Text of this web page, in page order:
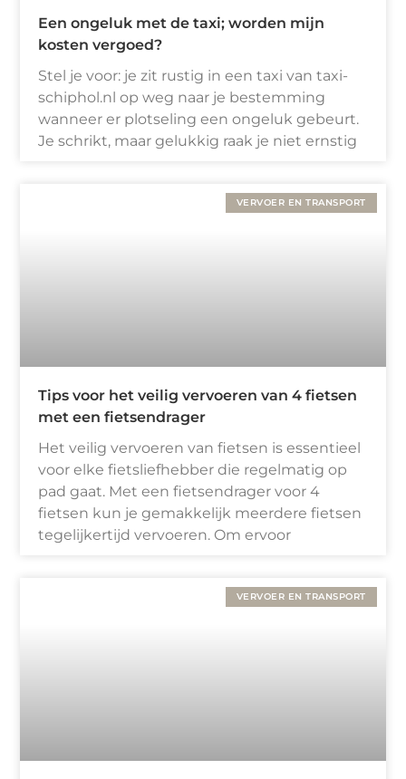
Een ongeluk met de taxi; worden mijn
kosten vergoed?
Stel je voor: je zit rustig in een taxi van taxi-
schiphol.nl op weg naar je bestemming
wanneer er plotseling een ongeluk gebeurt.
Je schrikt, maar gelukkig raak je niet ernstig
VERVOER EN TRANSPORT
Tips voor het veilig vervoeren van 4 fietsen
met een fietsendrager
Het veilig vervoeren van fietsen is essentieel
voor elke fietsliefhebber die regelmatig op
pad gaat. Met een fietsendrager voor 4
fietsen kun je gemakkelijk meerdere fietsen
tegelijkertijd vervoeren. Om ervoor
VERVOER EN TRANSPORT